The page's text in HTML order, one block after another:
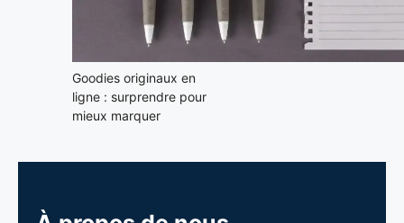
Goodies originaux en
ligne : surprendre pour
mieux marquer